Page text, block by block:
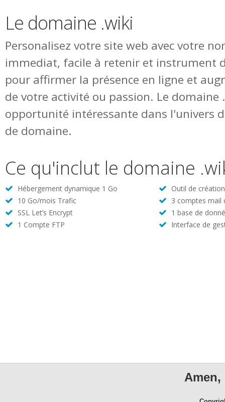
Le domaine .wiki
Personalisez votre site web avec votre
immediat, facile à retenir et instrument
pour affirmer la présence en ligne et
de votre activité ou passion. Le domaine
opportunité intéressante dans l'univers
de domaine.
Ce qu'inclut le domaine
Hébergement dynamique 1 Go
Outil de
10 Go/mois Trafic
3 comptes mail
SSL Let’s Encrypt
1 base de
1 Compte FTP
Interface de